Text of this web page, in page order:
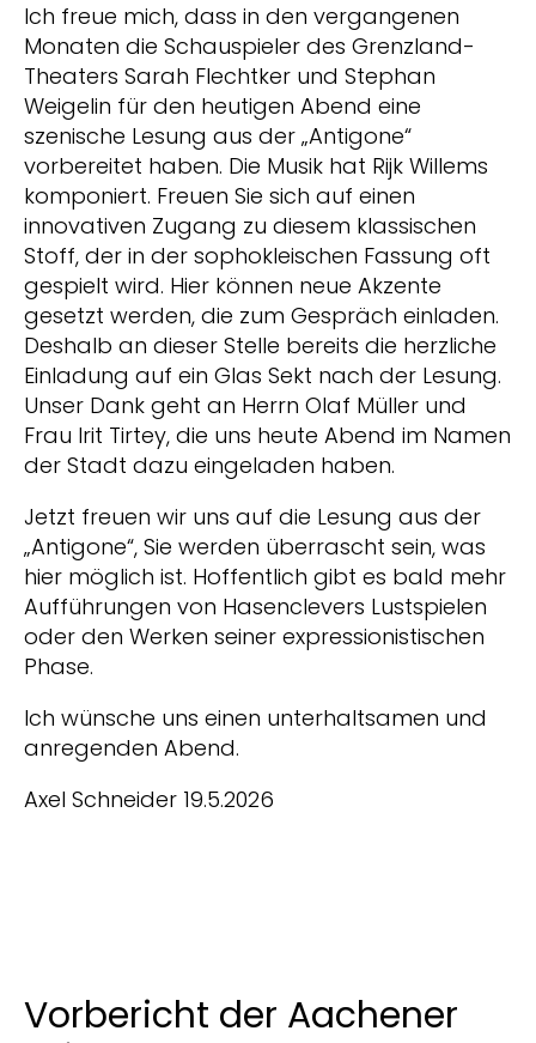
Ich freue mich, dass in den vergangenen
Monaten die Schauspieler des Grenzland-
Theaters Sarah Flechtker und Stephan
Weigelin für den heutigen Abend eine
szenische Lesung aus der „Antigone“
vorbereitet haben. Die Musik hat Rijk Willems
komponiert. Freuen Sie sich auf einen
innovativen Zugang zu diesem klassischen
Stoff, der in der sophokleischen Fassung oft
gespielt wird. Hier können neue Akzente
gesetzt werden, die zum Gespräch einladen.
Deshalb an dieser Stelle bereits die herzliche
Einladung auf ein Glas Sekt nach der Lesung.
Unser Dank geht an Herrn Olaf Müller und
Frau Irit Tirtey, die uns heute Abend im Namen
der Stadt dazu eingeladen haben.
Jetzt freuen wir uns auf die Lesung aus der
„Antigone“, Sie werden überrascht sein, was
hier möglich ist. Hoffentlich gibt es bald mehr
Aufführungen von Hasenclevers Lustspielen
oder den Werken seiner expressionistischen
Phase.
Ich wünsche uns einen unterhaltsamen und
anregenden Abend.
Axel Schneider 19.5.2026
Vorbericht der Aachener